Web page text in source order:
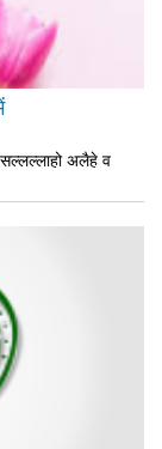
अलैहे व